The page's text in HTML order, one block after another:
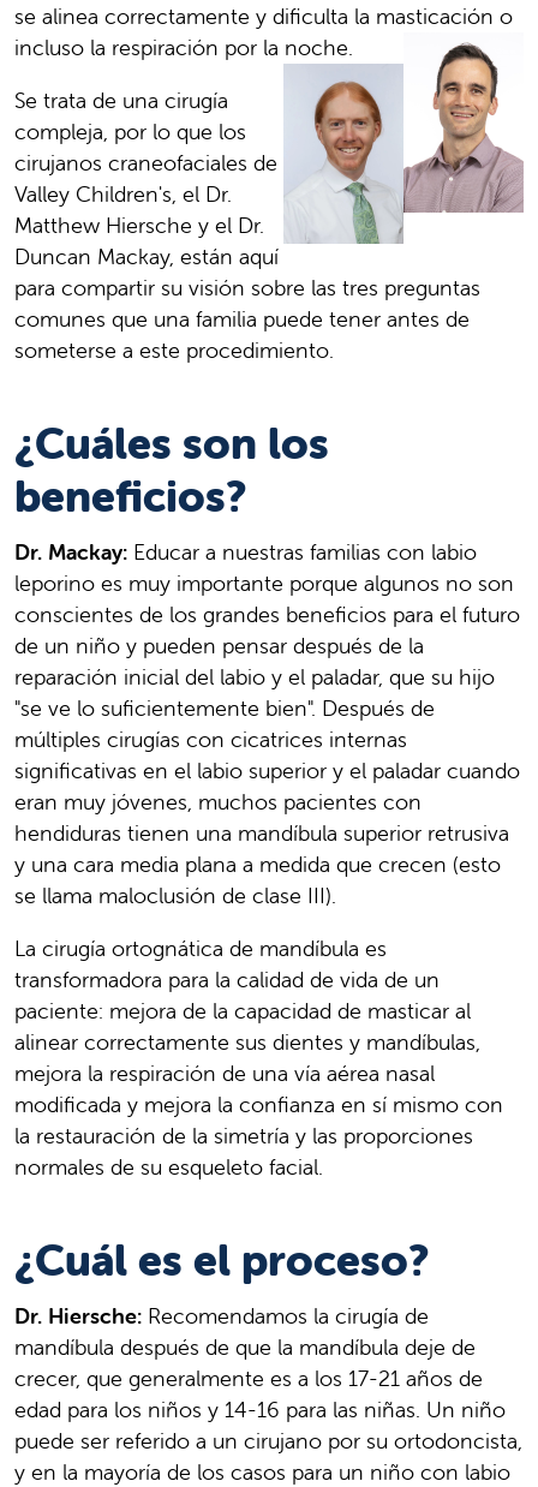
se alinea correctamente y dificulta la masticación o
incluso la respiración por la noche.
Se trata de una cirugía
compleja, por lo que los
cirujanos craneofaciales de
Valley Children's, el Dr.
Matthew Hiersche y el Dr.
Duncan Mackay, están aquí
para compartir su visión sobre las tres preguntas
comunes que una familia puede tener antes de
someterse a este procedimiento.
¿Cuáles son los
beneficios?
Dr. Mackay: Educar a nuestras familias con labio
leporino es muy importante porque algunos no son
conscientes de los grandes beneficios para el futuro
de un niño y pueden pensar después de la
reparación inicial del labio y el paladar, que su hijo
"se ve lo suficientemente bien". Después de
múltiples cirugías con cicatrices internas
significativas en el labio superior y el paladar cuando
eran muy jóvenes, muchos pacientes con
hendiduras tienen una mandíbula superior retrusiva
y una cara media plana a medida que crecen (esto
se llama maloclusión de clase III).
La cirugía ortognática de mandíbula es
transformadora para la calidad de vida de un
paciente: mejora de la capacidad de masticar al
alinear correctamente sus dientes y mandíbulas,
mejora la respiración de una vía aérea nasal
modificada y mejora la confianza en sí mismo con
la restauración de la simetría y las proporciones
normales de su esqueleto facial.
¿Cuál es el proceso?
Dr. Hiersche: Recomendamos la cirugía de
mandíbula después de que la mandíbula deje de
crecer, que generalmente es a los 17-21 años de
edad para los niños y 14-16 para las niñas. Un niño
puede ser referido a un cirujano por su ortodoncista,
y en la mayoría de los casos para un niño con labio